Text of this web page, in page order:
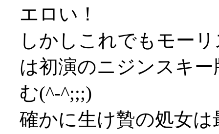
エロい！
しかしこれでもモー
は初演のニジンスキ
む(^-^;;;)
確かに生け贄の処女